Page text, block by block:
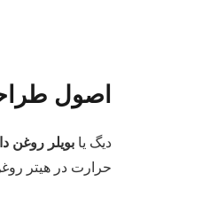
اصول
دیگ یا بویلر روغن
حرارت در هیتر